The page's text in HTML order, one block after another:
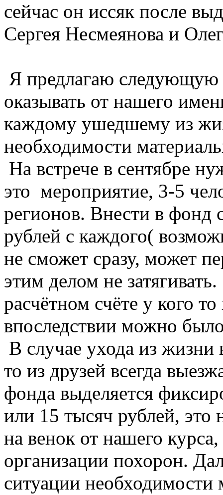
сейчас он иссяк после
Сергея Несмеянова и
Я предлагаю следующую
оказывать от нашего
каждому ушедшему из
необходимости
На встрече в сентябре
это мероприятие, 3-5
регионов. Внести в фонд
рублей с каждого(
не сможет сразу, может
этим делом не
расчётном счёте у кого
впоследствии можно
В случае ухода из жизни
то из друзей всегда
фонда выделяется
или 15 тысяч рублей,
на венок от нашего
организации похорон.
ситуации